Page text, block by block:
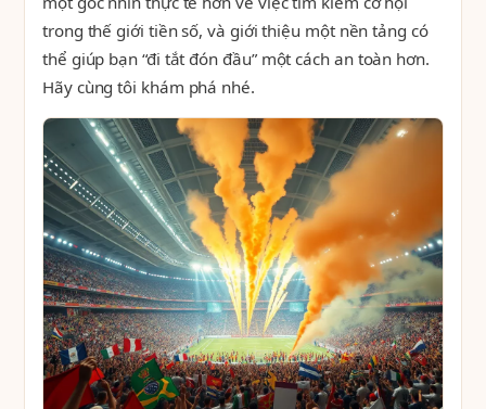
trong thế giới tiền số, và giới thiệu một nền tảng có
thể giúp bạn “đi tắt đón đầu” một cách an toàn hơn.
Hãy cùng tôi khám phá nhé.